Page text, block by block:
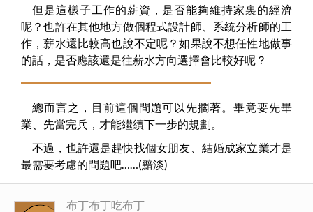
但是這樣子工作的薪資，是否能夠維持家裏的經濟
呢？也許在其他地方做個程式設計師、系統分析師的工
作，薪水還比較高也說不定呢？如果說不想任性地做事
的話，是否應該還是往薪水方向選擇會比較好呢？
總而言之，目前這個問題可以先擱著。畢竟要先畢
業、先當完兵，才能繼續下一步的規劃。
不過，也許還是趕快找個女朋友、結婚成家立業才是
最需要考慮的問題吧……(黯淡)
布丁布丁吃布丁